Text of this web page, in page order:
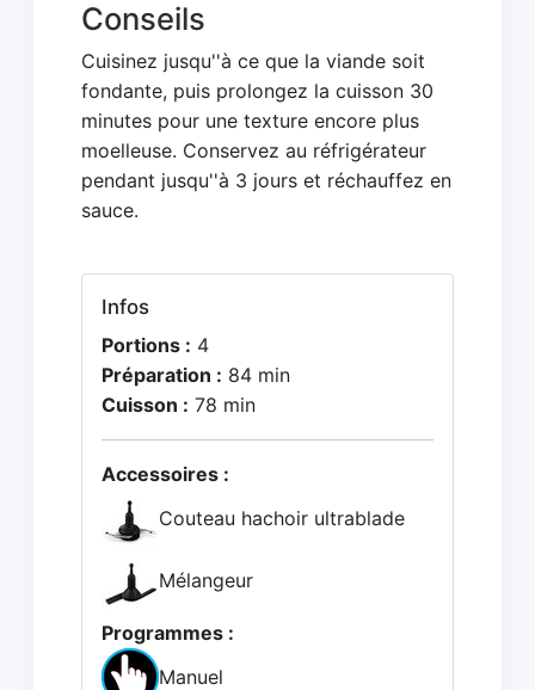
Conseils
Cuisinez jusqu''à ce que la viande soit
fondante, puis prolongez la cuisson 30
minutes pour une texture encore plus
moelleuse. Conservez au réfrigérateur
pendant jusqu''à 3 jours et réchauffez en
sauce.
Infos
Portions : 4
Préparation : 84 min
Cuisson : 78 min
Accessoires :
Couteau hachoir ultrablade
Mélangeur
Programmes :
Manuel